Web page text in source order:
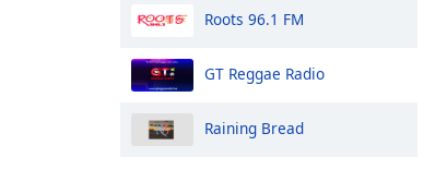
Roots 96.1 FM
GT Reggae Radio
Raining Bread